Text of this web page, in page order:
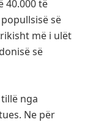
40.000 të
së
më i ulët
së
nga
Ne për